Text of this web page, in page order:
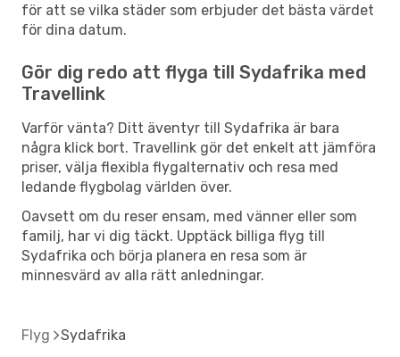
för att se vilka städer som erbjuder det bästa värdet
för dina datum.
Gör dig redo att flyga till Sydafrika med
Travellink
Varför vänta? Ditt äventyr till Sydafrika är bara
några klick bort. Travellink gör det enkelt att jämföra
priser, välja flexibla flygalternativ och resa med
ledande flygbolag världen över.
Oavsett om du reser ensam, med vänner eller som
familj, har vi dig täckt. Upptäck billiga flyg till
Sydafrika och börja planera en resa som är
minnesvärd av alla rätt anledningar.
Flyg Sydafrika